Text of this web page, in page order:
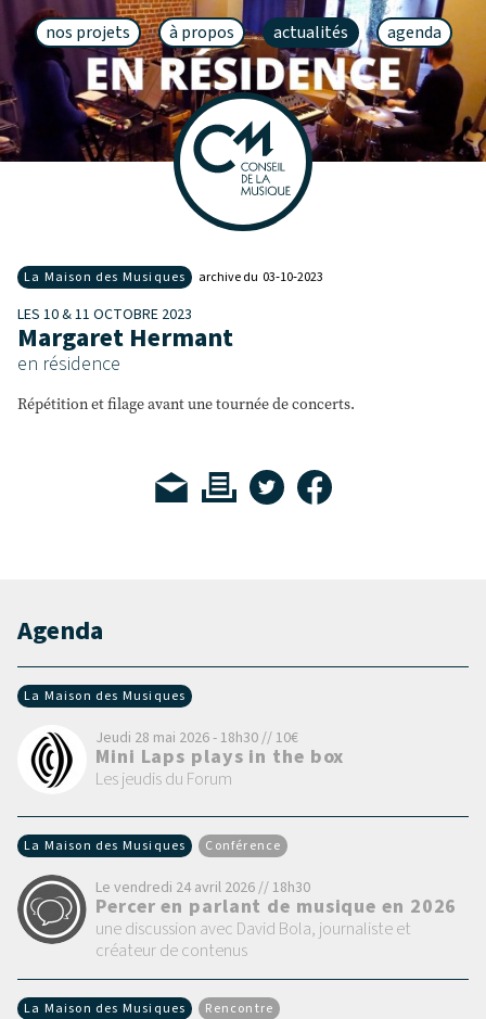
nos projets à propos actualités agenda
La Maison des Musiques archive du 03‑10‑2023
LES 10 & 11 OCTOBRE 2023
Margaret Hermant
en résidence
Répétition et filage avant une tournée de concerts.
Agenda
La Maison des Musiques
Jeudi 28 mai 2026 - 18h30 // 10€
Mini Laps plays in the box
Les jeudis du Forum
La Maison des Musiques Conférence
Le vendredi 24 avril 2026 // 18h30
Percer en parlant de musique en 2026
une discussion avec David Bola, journaliste et
créateur de contenus
La Maison des Musiques Rencontre